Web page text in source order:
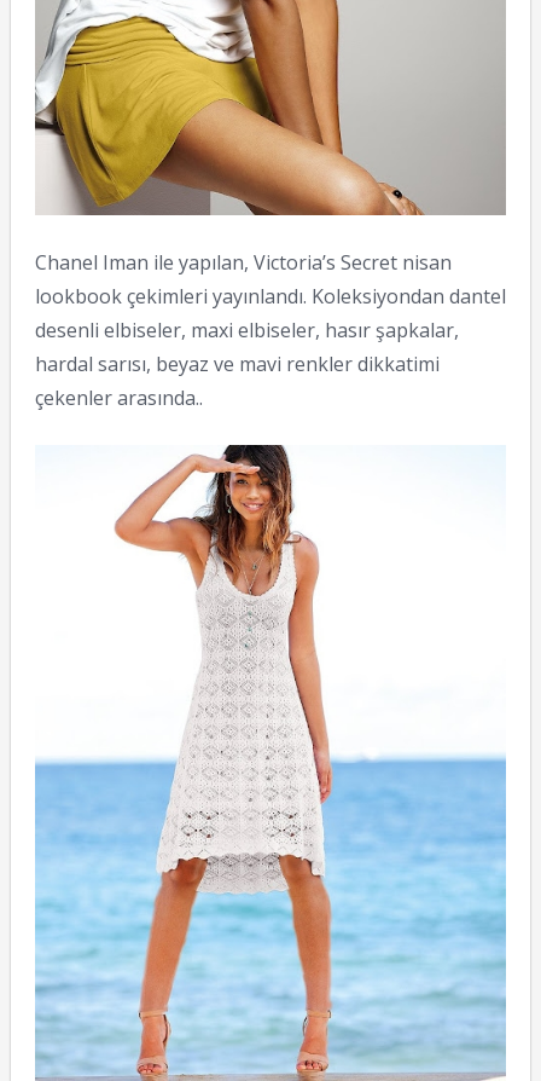
Chanel Iman ile yapılan, Victoria’s Secret nisan
lookbook çekimleri yayınlandı. Koleksiyondan dantel
desenli elbiseler, maxi elbiseler, hasır şapkalar,
hardal sarısı, beyaz ve mavi renkler dikkatimi
çekenler arasında..